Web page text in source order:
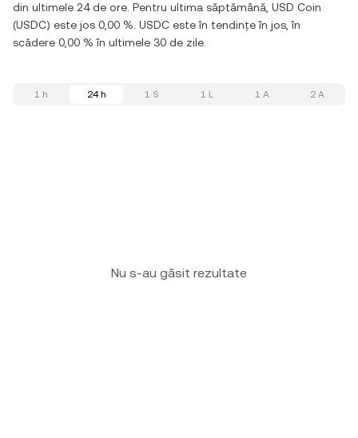
din ultimele 24 de ore. Pentru ultima săptămână, USD Coin
(USDC) este jos 0,00 %. USDC este în tendințe în jos, în
scădere 0,00 % în ultimele 30 de zile.
1 h 24 h 1 S 1 L 1 A 2 A
Nu s-au găsit rezultate